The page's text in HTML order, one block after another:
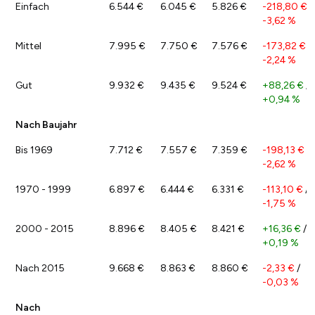
Einfach 6.544 € 6.045 € 5.826 € -218,80 €
-3,62 %
Mittel 7.995 € 7.750 € 7.576 € -173,82 €
-2,24 %
Gut 9.932 € 9.435 € 9.524 € +88,26 € /
+0,94 %
Nach Baujahr
Bis 1969 7.712 € 7.557 € 7.359 € -198,13 €
-2,62 %
1970 - 1999 6.897 € 6.444 € 6.331 € -113,10 € /
-1,75 %
2000 - 2015 8.896 € 8.405 € 8.421 € +16,36 € /
+0,19 %
Nach 2015 9.668 € 8.863 € 8.860 € -2,33 € /
-0,03 %
Nach